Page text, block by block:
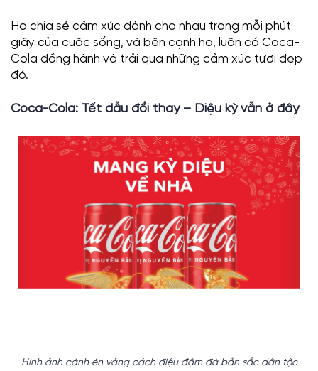
Họ chia sẻ cảm xúc dành cho nhau trong mỗi phút
giây của cuộc sống, và bên cạnh họ, luôn có Coca-
Cola đồng hành và trải qua những cảm xúc tươi đẹp
đó.
Coca-Cola: Tết dẫu đổi thay – Diệu kỳ vẫn ở đây
Hình ảnh cánh én vàng cách điệu đậm đà bản sắc dân tộc